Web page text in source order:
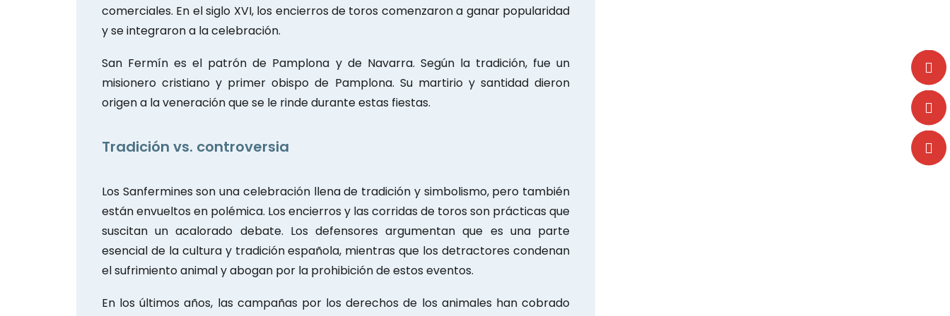
comerciales. En el siglo XVI, los encierros de toros comenzaron a ganar popularidad
y se integraron a la celebración.
San Fermín es el patrón de Pamplona y de Navarra. Según la tradición, fue un
misionero cristiano y primer obispo de Pamplona. Su martirio y santidad dieron
origen a la veneración que se le rinde durante estas fiestas.
Tradición vs. controversia
Los Sanfermines son una celebración llena de tradición y simbolismo, pero también
están envueltos en polémica. Los encierros y las corridas de toros son prácticas que
suscitan un acalorado debate. Los defensores argumentan que es una parte
esencial de la cultura y tradición española, mientras que los detractores condenan
el sufrimiento animal y abogan por la prohibición de estos eventos.
En los últimos años, las campañas por los derechos de los animales han cobrado